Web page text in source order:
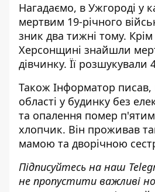
Нагадаємо, в Ужгороді у
мертвим 19-річного
зник два тижні тому. Крім
Херсонщині знайшли
дівчинку. Її розшукували
Також Інформатор писав,
області у будинку без
та опалення помер
хлопчик. Він проживав
мамою та дворічною
Підписуйтесь на наш
не пропустити важливі